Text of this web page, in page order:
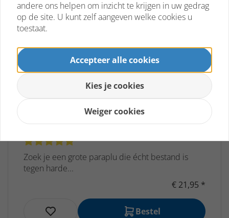
Falcone Stormparaplu XL -
Windproof 10-Banen - Groen - Ø 130
cm
Zoek je een grote paraplu die écht bestand is
tegen harde...
€ 21,95 *
Bestel
andere ons helpen om inzicht te krijgen in uw gedrag
op de site. U kunt zelf aangeven welke cookies u
toestaat.
Accepteer alle cookies
Kies je cookies
Weiger cookies